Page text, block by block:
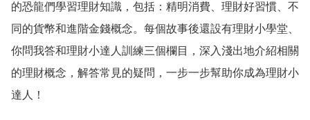
的恐龍們學習理財知識，包括：精明消費、理財好習慣、不
同的貨幣和進階金錢概念。每個故事後還設有理財小學堂、
你問我答和理財小達人訓練三個欄目，深入淺出地介紹相關
的理財概念，解答常見的疑問，一步一步幫助你成為理財小
達人！